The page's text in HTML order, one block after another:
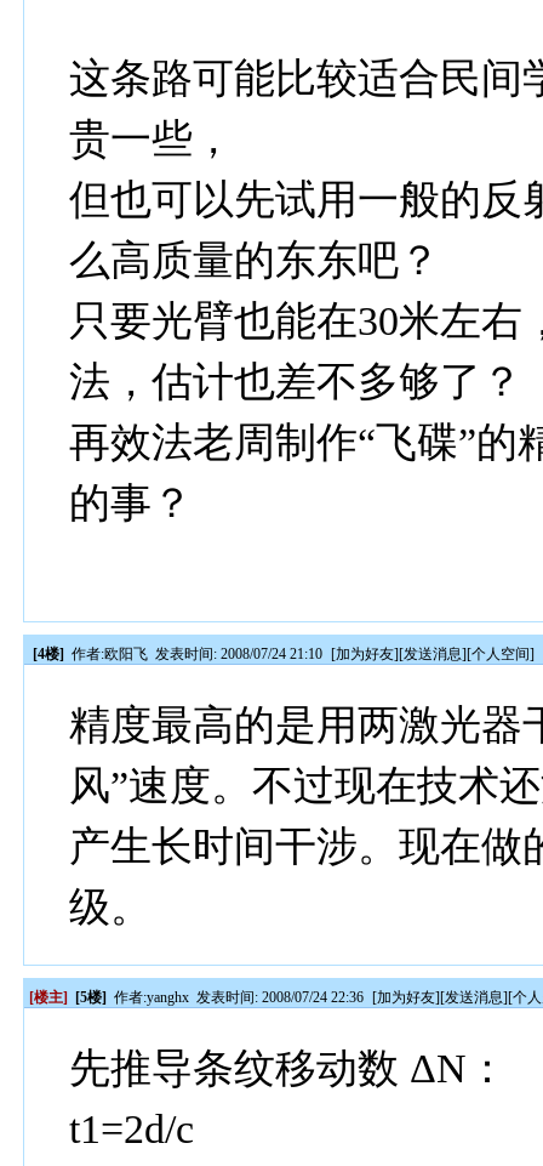
这条路可能比较适合民间
贵一些，
但也可以先试用一般的反
么高质量的东东吧？
只要光臂也能在30米左
法，估计也差不多够了？
再效法老周制作“飞碟”的
的事？
[4楼] 作者:欧阳飞 发表时间: 2008/07/24 21:10 [加为好友][发送消息][个人空间]
精度最高的是用两激光器
风”速度。不过现在技术
产生长时间干涉。现在做
级。
[楼主] [5楼] 作者:yanghx 发表时间: 2008/07/24 22:36 [加为好友][发送消息][个
先推导条纹移动数 ΔN：
t1=2d/c